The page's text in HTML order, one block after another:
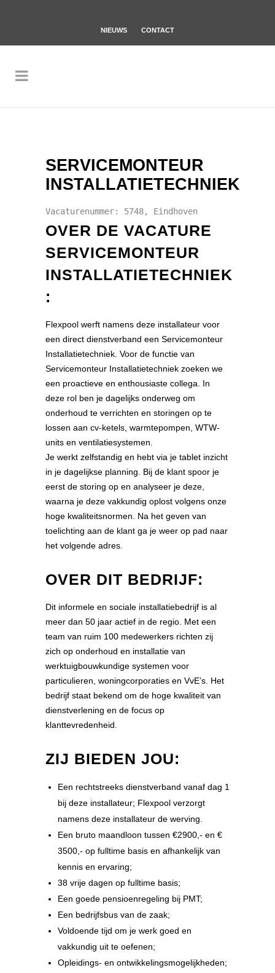
NIEUWS CONTACT
SERVICEMONTEUR
INSTALLATIETECHNIEK
Vacaturenummer: 5748, Eindhoven
OVER DE VACATURE
SERVICEMONTEUR
INSTALLATIETECHNIEK
:
Flexpool werft namens deze installateur voor
een direct dienstverband een Servicemonteur
Installatietechniek. Voor de functie van
Servicemonteur Installatietechniek zoeken we
een proactieve en enthousiaste collega. In
deze rol ben je dagelijks onderweg om
onderhoud te verrichten en storingen op te
lossen aan cv-ketels, warmtepompen, WTW-
units en ventilatiesystemen.
Je werkt zelfstandig en hebt via je tablet inzicht
in je dagelijkse planning. Bij de klant spoor je
eerst de storing op en analyseer je deze,
waarna je deze vakkundig oplost volgens onze
hoge kwaliteitsnormen. Na het geven van
toelichting aan de klant ga je weer op pad naar
het volgende adres.
OVER DIT BEDRIJF:
Dit informele en sociale installatiebedrijf is al
meer dan 50 jaar actief in de regio. Met een
team van ruim 100 medewerkers richten zij
zich op onderhoud en installatie van
werktuigbouwkundige systemen voor
particulieren, woningcorporaties en VvE’s. Het
bedrijf staat bekend om de hoge kwaliteit van
dienstverlening en de focus op
klanttevredenheid.
ZIJ BIEDEN JOU:
Een rechtstreeks dienstverband vanaf dag 1
bij deze installateur; Flexpool verzorgt
namens deze installateur de werving.
Een bruto maandloon tussen €2900,- en €
3500,- op fulltime basis en afhankelijk van
kennis en ervaring;
38 vrije dagen op fulltime basis;
Een goede pensioenregeling bij PMT;
Een bedrijfsbus van de zaak;
Voldoende tijd om je werk goed en
vakkundig uit te oefenen;
Opleidings- en ontwikkelingsmogelijkheden;